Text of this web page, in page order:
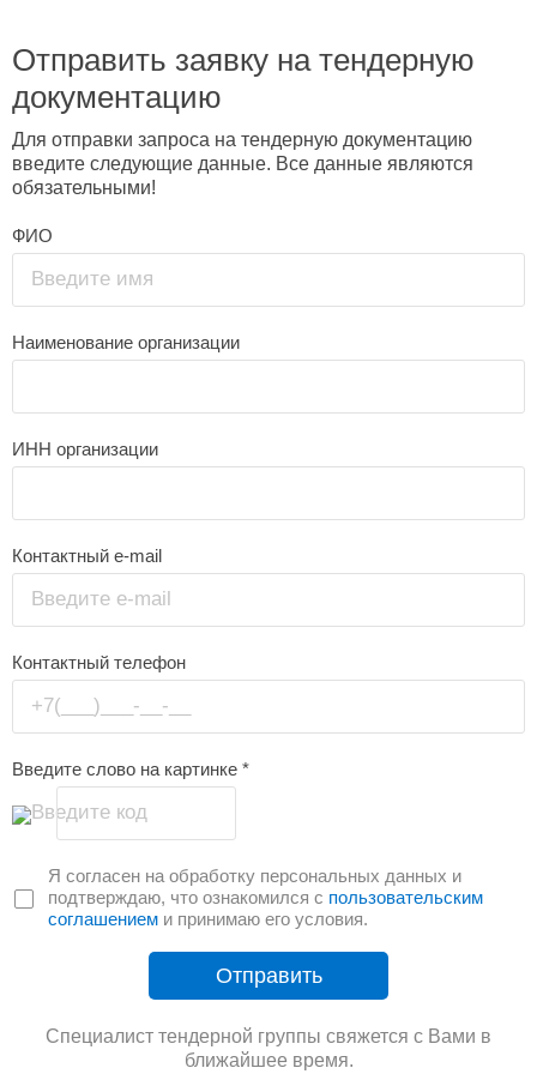
Отправить заявку на тендерную
документацию
Для отправки запроса на тендерную документацию
введите следующие данные. Все данные являются
обязательными!
ФИО
Введите имя
Наименование организации
ИНН организации
Контактный e-mail
Введите e-mail
Контактный телефон
+7(___)___-__-__
Введите слово на картинке *
Введите код
Я согласен на обработку персональных данных и
подтверждаю, что ознакомился с пользовательским
соглашением и принимаю его условия.
Отправить
Специалист тендерной группы свяжется с Вами в
ближайшее время.